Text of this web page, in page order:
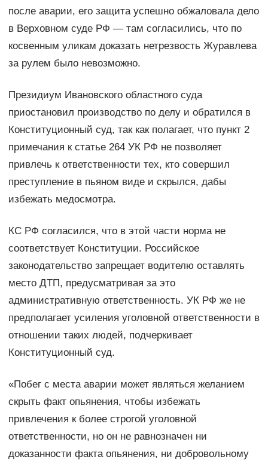
после аварии, его защита успешно обжаловала дело
в Верховном суде РФ — там согласились, что по
косвенным уликам доказать нетрезвость Журавлева
за рулем было невозможно.
Президиум Ивановского областного суда
приостановил производство по делу и обратился в
Конституционный суд, так как полагает, что пункт 2
примечания к статье 264 УК РФ не позволяет
привлечь к ответственности тех, кто совершил
преступление в пьяном виде и скрылся, дабы
избежать медосмотра.
КС РФ согласился, что в этой части норма не
соответствует Конституции. Российское
законодательство запрещает водителю оставлять
место ДТП, предусматривая за это
административную ответственность. УК РФ же не
предполагает усиления уголовной ответственности в
отношении таких людей, подчеркивает
Конституционный суд.
«Побег с места аварии может являться желанием
скрыть факт опьянения, чтобы избежать
привлечения к более строгой уголовной
ответственности, но он не равнозначен ни
доказанности факта опьянения, ни добровольному